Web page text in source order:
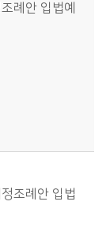
례안 입법예
조례안 입법